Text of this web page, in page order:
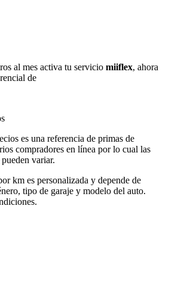
al mes activa tu servicio miiflex, ahora
de
es una referencia de primas de
compradores en línea por lo cual las
variar.
km es personalizada y depende de
tipo de garaje y modelo del auto.